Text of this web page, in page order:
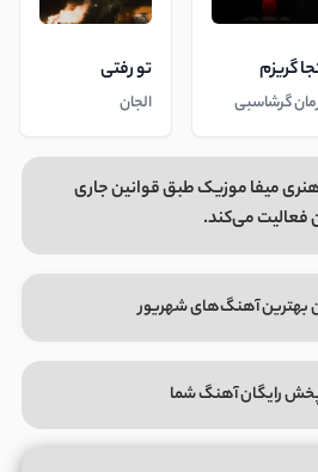
گریزم
گرشاسبی
تو رفتی
الجان
میفا موزیک طبق قوانین جاری
فعالیت می‌کند.
بهترین آهنگ‌های شهریور
رایگان آهنگ شما